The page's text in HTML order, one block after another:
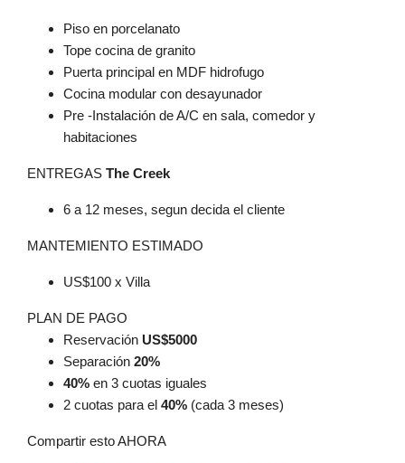
Piso en porcelanato
Tope cocina de granito
Puerta principal en MDF hidrofugo
Cocina modular con desayunador
Pre -Instalación de A/C en sala, comedor y
habitaciones
ENTREGAS The Creek
6 a 12 meses, segun decida el cliente
MANTEMIENTO ESTIMADO
US$100 x Villa
PLAN DE PAGO
Reservación US$5000
Separación 20%
40% en 3 cuotas iguales
2 cuotas para el 40% (cada 3 meses)
Compartir esto AHORA